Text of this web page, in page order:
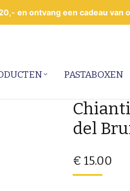
en ontvang een cadeau van
PASTABOXEN
del
€ 15.00